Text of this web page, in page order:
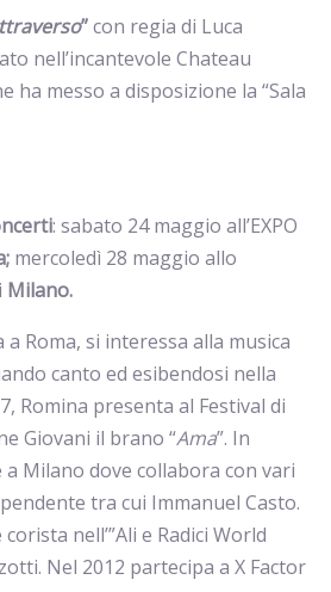
”con regia di Luca
nell’incantevole Chateau
ha messo a disposizione la “Sala
: sabato 24 maggio all’EXPO
mercoledì 28 maggio allo
Milano.
a Roma, si interessa alla musica
canto ed esibendosi nella
Romina presenta al Festival di
Giovani il brano “Ama”. In
Milano dove collabora con vari
tra cui Immanuel Casto.
nell’”Ali e Radici World
Nel 2012 partecipa a X Factor